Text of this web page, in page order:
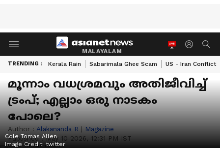
MALAYALAM
TRENDING : Kerala Rain Sabarimala Ghee Scam US - Iran Conflict
മൂന്നാം വധശ്രമവും അതിജീവിച്ച്
ട്രംപ്; എല്ലാം ഒരു നാടകം
പോലെ?
Author : Alakananda R | Magazine
Published :May 10 2026, 12:31 PM IST
Cole Tomas Allen
Image Credit:twitter